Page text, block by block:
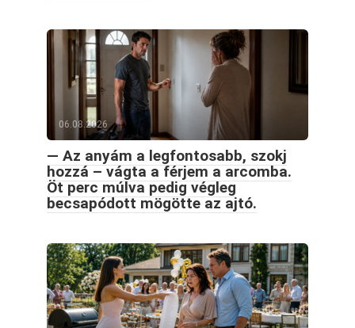
06.08.2026
— Az anyám a legfontosabb, szokj
hozzá – vágta a férjem a arcomba.
Öt perc múlva pedig végleg
becsapódott mögötte az ajtó.